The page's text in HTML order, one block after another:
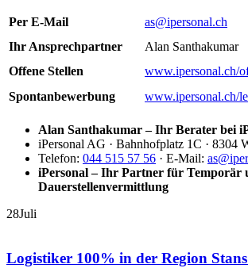
Per E-Mail
as@ipersonal.ch
Ihr Ansprechpartner
Alan Santhakumar
Offene Stellen
www.ipersonal.ch/
Spontanbewerbung
www.ipersonal.ch/
Alan Santhakumar – Ihr Berater bei
iPersonal AG · Bahnhofplatz 1C · 8304
Telefon: 044 515 57 56 · E-Mail:
iPersonal – Ihr Partner für Temporär
Dauerstellenvermittlung
28Juli
Logistiker 100% in der Region Stans